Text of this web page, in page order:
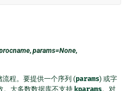
,params=None,
程。要提供一个序列 (params) 或字
。大多数数据库不支持
。对